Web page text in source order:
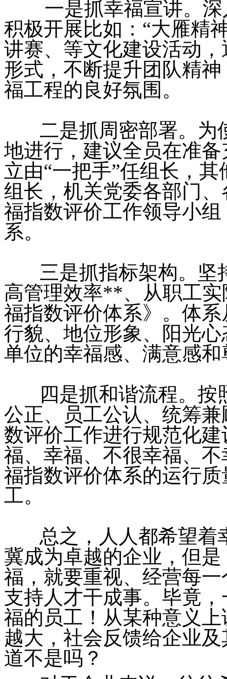
一是抓幸福宣讲。深
积极开展比如：“大雁精
讲赛、等文化建设活动
形式，不断提升团队精
福工程的良好氛围。
二是抓周密部署。为
地进行，建议全员在准
立由“一把手”任组长，
组长，机关党委各部门
福指数评价工作领导小
系。
三是抓指标架构。坚
高管理效率**、从职工
福指数评价体系》。体
行貌、地位形象、阳光
单位的幸福感、满意感
四是抓和谐流程。按
公正、员工公认、统筹
数评价工作进行规范化
福、幸福、不很幸福、
福指数评价体系的运行
工。
总之，人人都希望着
冀成为卓越的企业，但
福，就要重视、经营每
支持人才干成事。毕竟
福的员工！从某种意义
越大，社会反馈给企业
道不是吗？